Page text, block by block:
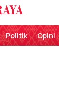
Politik Opini